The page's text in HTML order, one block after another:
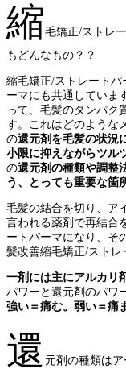
縮毛矯正/ストレ
もどんなもの？？
縮毛矯正/ストレート
ーマにも共通していま
って、毛髪のタンパク
す。これはどのような
の還元剤を毛髪の状況
小限に抑えながらツル
の還元剤の種類や調整
う、とっても重要な箇
毛髪の結合を切り、ア
言われる薬剤で再結合
ートパーマになり、そ
髪改善縮毛矯正/ストレ
一剤には主にアルカリ
パワーと還元剤のパワ
強い＝痛む。弱い＝痛
還 元剤の種類は